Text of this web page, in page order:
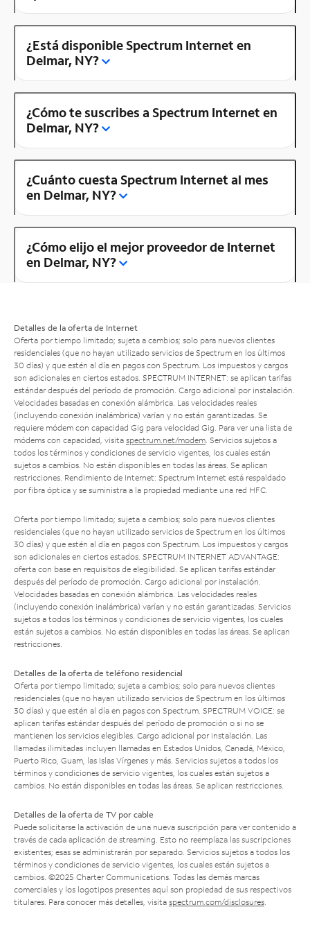
¿Está disponible Spectrum Internet en
Delmar, NY?
¿Cómo te suscribes a Spectrum Internet en
Delmar, NY?
¿Cuánto cuesta Spectrum Internet al mes
en Delmar, NY?
¿Cómo elijo el mejor proveedor de Internet
en Delmar, NY?
Detalles de la oferta de Internet
Oferta por tiempo limitado; sujeta a cambios; solo para nuevos clientes
residenciales (que no hayan utilizado servicios de Spectrum en los últimos
30 días) y que estén al día en pagos con Spectrum. Los impuestos y cargos
son adicionales en ciertos estados. SPECTRUM INTERNET: se aplican tarifas
estándar después del período de promoción. Cargo adicional por instalación.
Velocidades basadas en conexión alámbrica. Las velocidades reales
(incluyendo conexión inalámbrica) varían y no están garantizadas. Se
requiere módem con capacidad Gig para velocidad Gig. Para ver una lista de
módems con capacidad, visita spectrum.net/modem . Servicios sujetos a
todos los términos y condiciones de servicio vigentes, los cuales están
sujetos a cambios. No están disponibles en todas las áreas. Se aplican
restricciones. Rendimiento de Internet: Spectrum Internet está respaldado
por fibra óptica y se suministra a la propiedad mediante una red HFC.
Oferta por tiempo limitado; sujeta a cambios; solo para nuevos clientes
residenciales (que no hayan utilizado servicios de Spectrum en los últimos
30 días) y que estén al día en pagos con Spectrum. Los impuestos y cargos
son adicionales en ciertos estados. SPECTRUM INTERNET ADVANTAGE:
oferta con base en requisitos de elegibilidad. Se aplican tarifas estándar
después del período de promoción. Cargo adicional por instalación.
Velocidades basadas en conexión alámbrica. Las velocidades reales
(incluyendo conexión inalámbrica) varían y no están garantizadas. Servicios
sujetos a todos los términos y condiciones de servicio vigentes, los cuales
están sujetos a cambios. No están disponibles en todas las áreas. Se aplican
restricciones.
Detalles de la oferta de teléfono residencial
Oferta por tiempo limitado; sujeta a cambios; solo para nuevos clientes
residenciales (que no hayan utilizado servicios de Spectrum en los últimos
30 días) y que estén al día en pagos con Spectrum. SPECTRUM VOICE: se
aplican tarifas estándar después del período de promoción o si no se
mantienen los servicios elegibles. Cargo adicional por instalación. Las
llamadas ilimitadas incluyen llamadas en Estados Unidos, Canadá, México,
Puerto Rico, Guam, las Islas Vírgenes y más. Servicios sujetos a todos los
términos y condiciones de servicio vigentes, los cuales están sujetos a
cambios. No están disponibles en todas las áreas. Se aplican restricciones.
Detalles de la oferta de TV por cable
Puede solicitarse la activación de una nueva suscripción para ver contenido a
través de cada aplicación de streaming. Esto no reemplaza las suscripciones
existentes; esas se administrarán por separado. Servicios sujetos a todos los
términos y condiciones de servicio vigentes, los cuales están sujetos a
cambios. ©2025 Charter Communications. Todas las demás marcas
comerciales y los logotipos presentes aquí son propiedad de sus respectivos
titulares. Para conocer más detalles, visita spectrum.com/disclosures